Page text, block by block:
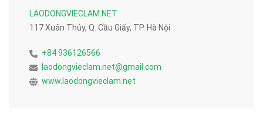
LAODONGVIECLAM.NET
117 Xuân Thủy, Q. Cầu Giấy, TP. Hà Nội
+84 936126566
laodongvieclam.net@gmail.com
www.laodongvieclam.net